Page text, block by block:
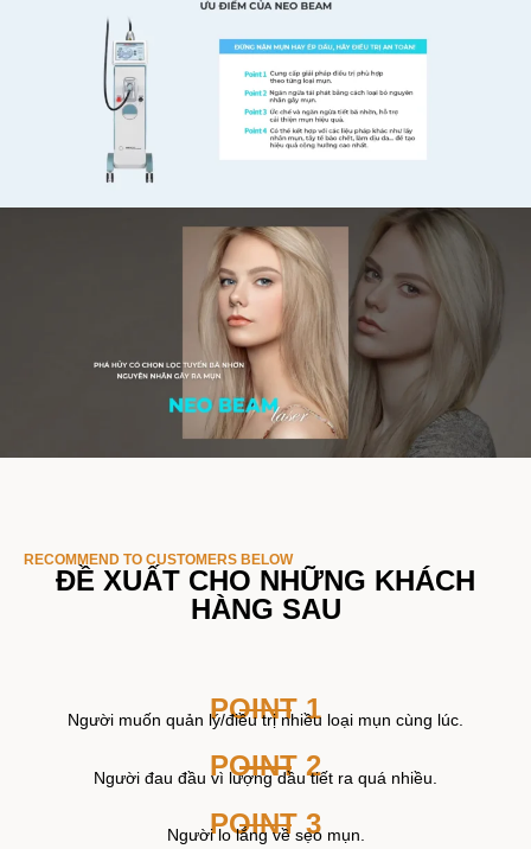
RECOMMEND TO CUSTOMERS BELOW
ĐỀ XUẤT CHO NHỮNG KHÁCH
HÀNG SAU
POINT 1
Người muốn quản lý/điều trị nhiều loại mụn cùng lúc.
POINT 2
Người đau đầu vì lượng dầu tiết ra quá nhiều.
POINT 3
Người lo lắng về sẹo mụn.